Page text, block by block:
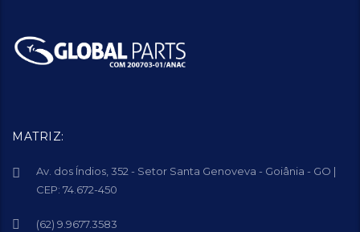
MATRIZ:
Av. dos Índios, 352 - Setor Santa Genoveva - Goiânia - GO |
CEP: 74.672-450
(62) 9.9677.3583